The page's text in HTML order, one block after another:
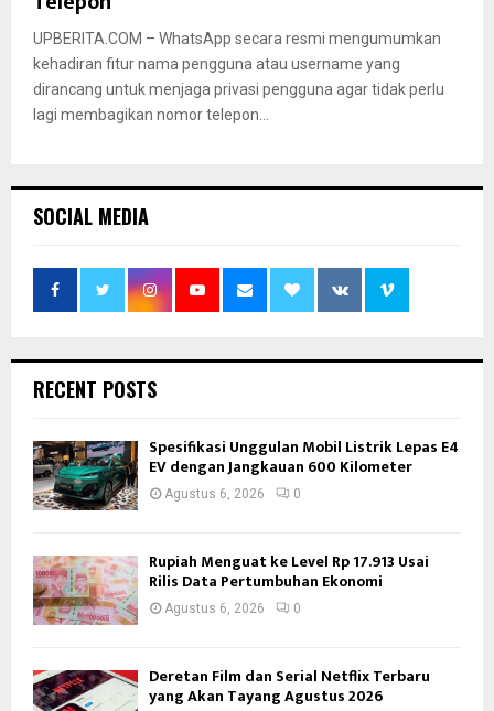
UPBERITA.COM – WhatsApp secara resmi mengumumkan
kehadiran fitur nama pengguna atau username yang
dirancang untuk menjaga privasi pengguna agar tidak perlu
lagi membagikan nomor telepon...
SOCIAL MEDIA
RECENT POSTS
Spesifikasi Unggulan Mobil Listrik Lepas E4
EV dengan Jangkauan 600 Kilometer
Agustus 6, 2026 0
Rupiah Menguat ke Level Rp 17.913 Usai
Rilis Data Pertumbuhan Ekonomi
Agustus 6, 2026 0
Deretan Film dan Serial Netflix Terbaru
yang Akan Tayang Agustus 2026